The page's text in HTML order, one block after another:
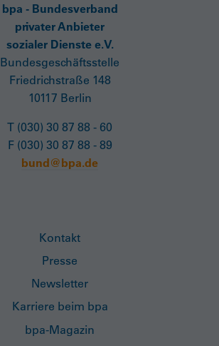
bpa - Bundesverband
privater Anbieter
sozialer Dienste e.V.
Bundesgeschäftsstelle
Friedrichstraße 148
10117 Berlin
T (030) 30 87 88 - 60
F (030) 30 87 88 - 89
bund@bpa.de
Kontakt
Presse
Newsletter
Karriere beim bpa
bpa-Magazin